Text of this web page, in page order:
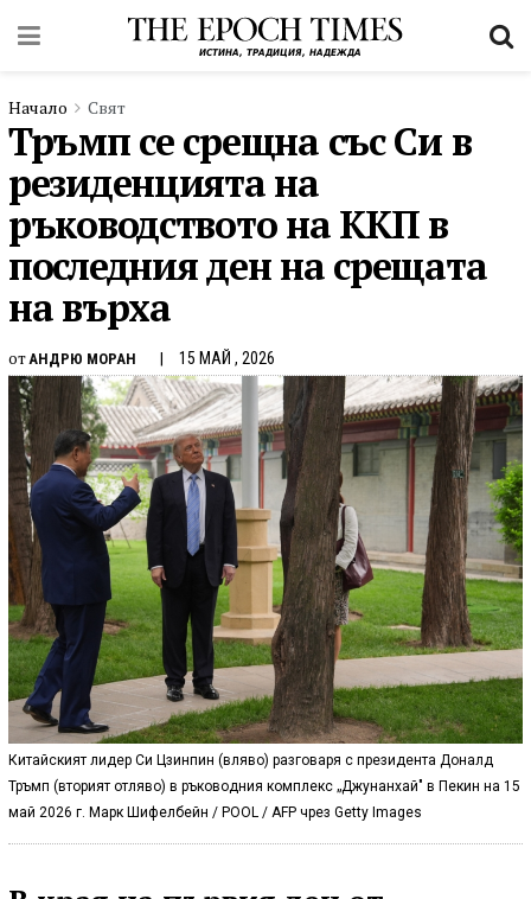
Начало Свят
Тръмп се срещна със Си в
резиденцията на
ръководството на ККП в
последния ден на срещата
на върха
от АНДРЮ МОРАН 15 МАЙ , 2026
Китайският лидер Си Цзинпин (вляво) разговаря с президента Доналд
Тръмп (вторият отляво) в ръководния комплекс „Джунанхай" в Пекин на 15
май 2026 г. Марк Шифелбейн / POOL / AFP чрез Getty Images